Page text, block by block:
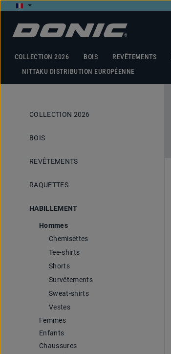
au contenu principal
Passer à la recherche
Passer à la navigation principale
COLLECTION 2026 BOIS REVÊTEMENTS
NITTAKU DISTRIBUTION EUROPÉENNE
COLLECTION 2026
BOIS
REVÊTEMENTS
RAQUETTES
HABILLEMENT
Hommes
Chemisettes
Tee-shirts
Shorts
Survêtements
Sweat-shirts
Vestes
Femmes
Enfants
Chaussures